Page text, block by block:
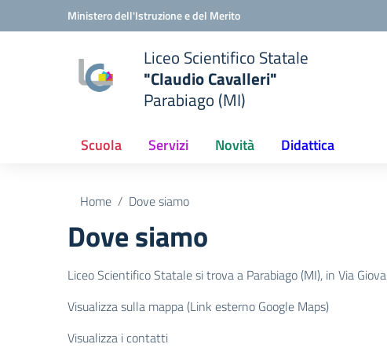
Vai ai contenuti
Vai al menu di navigazioneMinistero dell'Istruzione e del Merito
Liceo Scientifico Statale
"Claudio Cavalleri"
Parabiago (MI)
Scuola Servizi Novità Didattica
Home Dove siamo
Dove siamo
Liceo Scientifico Statale si trova a Parabiago (MI), in Via
Visualizza sulla mappa (Link esterno Google Maps)
Visualizza i contatti